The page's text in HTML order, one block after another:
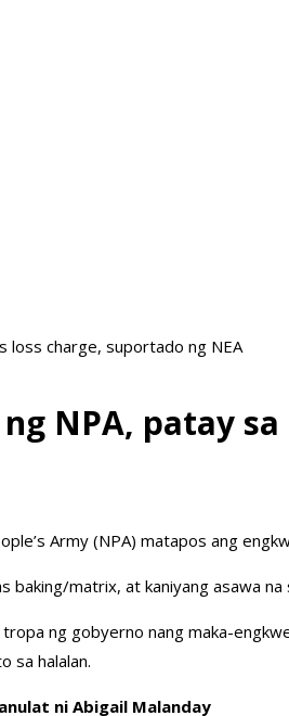
loss charge, suportado ng NEA
NPA, patay
Army (NPA) matapos ang
baking/matrix, at kaniyang asawa na
ng gobyerno nang maka-
sa halalan.
ni Abigail Malanday